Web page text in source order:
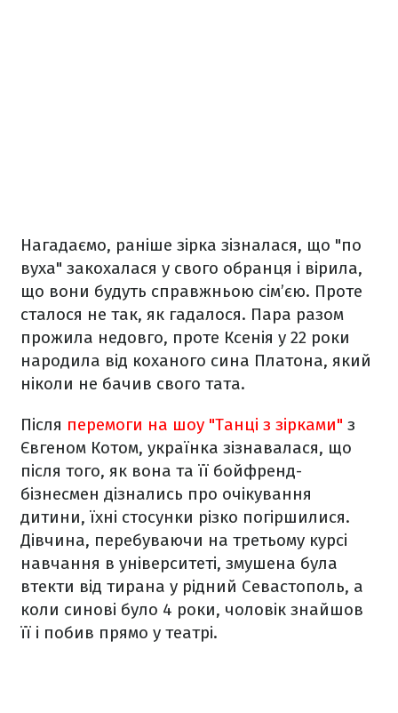
Нагадаємо, раніше зірка зізналася, що "по
вуха" закохалася у свого обранця і вірила,
що вони будуть справжньою сім’єю. Проте
сталося не так, як гадалося. Пара разом
прожила недовго, проте Ксенія у 22 роки
народила від коханого сина Платона, який
ніколи не бачив свого тата.
Після перемоги на шоу "Танці з зірками" з
Євгеном Котом, українка зізнавалася, що
після того, як вона та її бойфренд-
бізнесмен дізнались про очікування
дитини, їхні стосунки різко погіршилися.
Дівчина, перебуваючи на третьому курсі
навчання в університеті, змушена була
втекти від тирана у рідний Севастополь, а
коли синові було 4 роки, чоловік знайшов
її і побив прямо у театрі.